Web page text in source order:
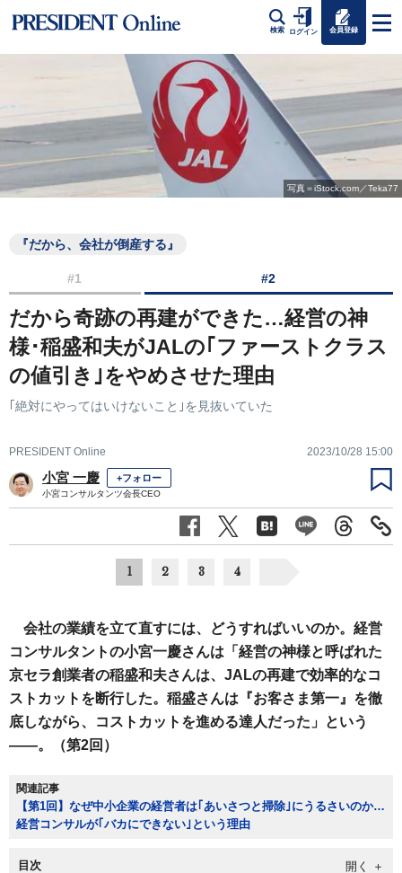
検索 ログイン 会員登録
写真＝iStock.com／Teka77
『だから、会社が倒産する』
#1 #2
だから奇跡の再建ができた…経営の神
様･稲盛和夫がJALの｢ファーストクラス
の値引き｣をやめさせた理由
｢絶対にやってはいけないこと｣を見抜いていた
PRESIDENT Online 2023/10/28 15:00
小宮 一慶 +フォロー
小宮コンサルタンツ会長CEO
1 2 3 4
会社の業績を立て直すには、どうすればいいのか。経営
コンサルタントの小宮一慶さんは「経営の神様と呼ばれた
京セラ創業者の稲盛和夫さんは、JALの再建で効率的なコ
ストカットを断行した。稲盛さんは『お客さま第一』を徹
底しながら、コストカットを進める達人だった」という
――。（第2回）
関連記事
【第1回】なぜ中小企業の経営者は｢あいさつと掃除｣にうるさいのか…
経営コンサルが｢バカにできない｣という理由
目次